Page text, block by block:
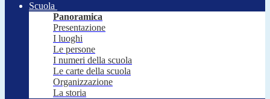
Scuola
Panoramica
Presentazione
I luoghi
Le persone
I numeri della scuola
Le carte della scuola
Organizzazione
La storia